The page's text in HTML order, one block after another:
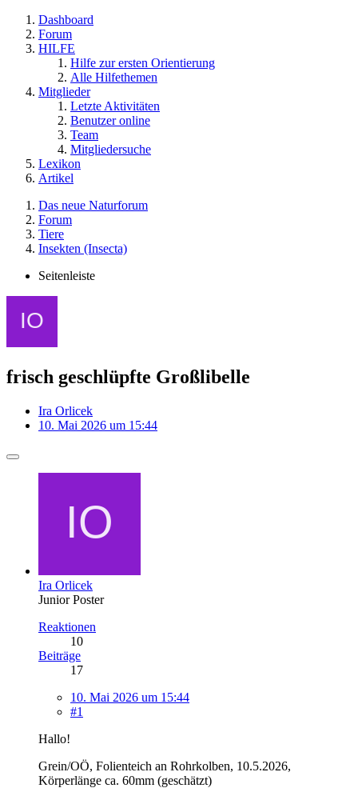
Dashboard
Forum
HILFE
Hilfe zur ersten Orientierung
Alle Hilfethemen
Mitglieder
Letzte Aktivitäten
Benutzer online
Team
Mitgliedersuche
Lexikon
Artikel
Das neue Naturforum
Forum
Tiere
Insekten (Insecta)
Seitenleiste
frisch geschlüpfte Großlibelle
Ira Orlicek
10. Mai 2026 um 15:44
Ira Orlicek
Junior Poster
Reaktionen
10
Beiträge
17
10. Mai 2026 um 15:44
#1
Hallo!
Grein/OÖ, Folienteich an Rohrkolben, 10.5.2026,
Körperlänge ca. 60mm (geschätzt)